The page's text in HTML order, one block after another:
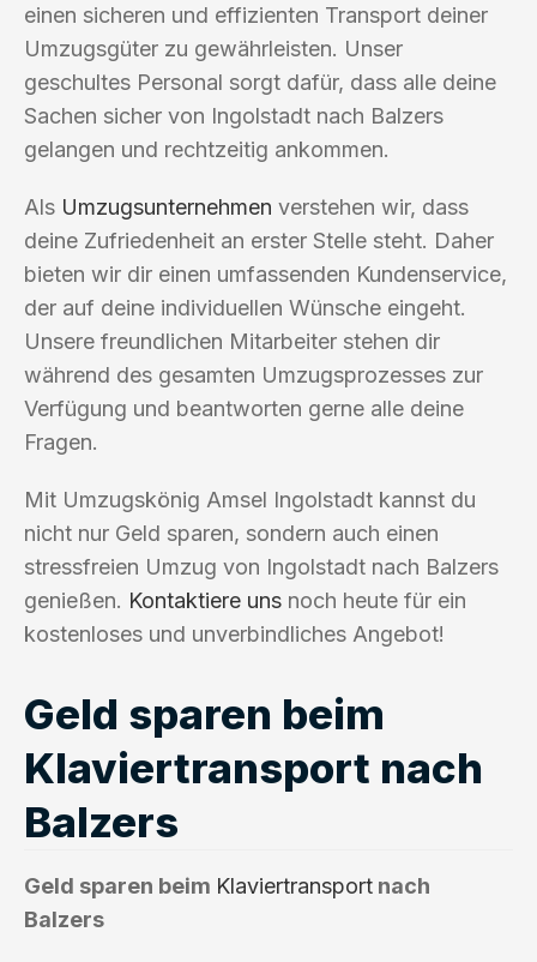
einen sicheren und effizienten Transport deiner
Umzugsgüter zu gewährleisten. Unser
geschultes Personal sorgt dafür, dass alle deine
Sachen sicher von Ingolstadt nach Balzers
gelangen und rechtzeitig ankommen.
Als Umzugsunternehmen verstehen wir, dass
deine Zufriedenheit an erster Stelle steht. Daher
bieten wir dir einen umfassenden Kundenservice,
der auf deine individuellen Wünsche eingeht.
Unsere freundlichen Mitarbeiter stehen dir
während des gesamten Umzugsprozesses zur
Verfügung und beantworten gerne alle deine
Fragen.
Mit Umzugskönig Amsel Ingolstadt kannst du
nicht nur Geld sparen, sondern auch einen
stressfreien Umzug von Ingolstadt nach Balzers
genießen. Kontaktiere uns noch heute für ein
kostenloses und unverbindliches Angebot!
Geld sparen beim
Klaviertransport nach
Balzers
Geld sparen beim Klaviertransport nach
Balzers